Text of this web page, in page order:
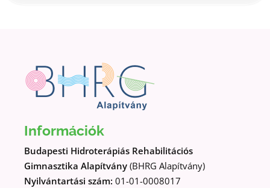
Információk
Budapesti Hidroterápiás Rehabilitációs
Gimnasztika Alapítvány (BHRG Alapítvány)
Nyilvántartási szám:01-01-0008017